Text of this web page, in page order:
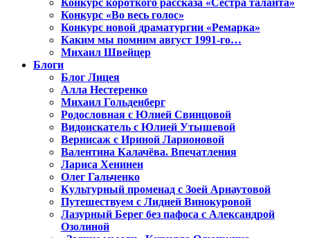
Конкурс короткого рассказа «Сестра таланта»
Конкурс «Во весь голос»
Конкурс новой драматургии «Ремарка»
Каким мы помним август 1991-го…
Михаил Швейцер
Блоги
Блог Лицея
Алла Нестеренко
Михаил Гольденберг
Родословная с Юлией Свинцовой
Видоискатель с Юлией Утышевой
Вернисаж с Ириной Ларионовой
Валентина Калачёва. Впечатления
Лариса Хенинен
Олег Гальченко
Культурный променад с Зоей Арнаутовой
Путешествуем с Лидией Винокуровой
Лазурный Берег без пафоса с Александрой
Озолиной